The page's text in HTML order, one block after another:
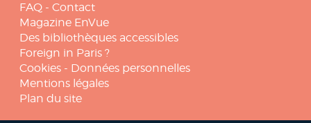
FAQ - Contact
Magazine EnVue
Des bibliothèques accessibles
Foreign in Paris ?
Cookies - Données personnelles
Mentions légales
Plan du site